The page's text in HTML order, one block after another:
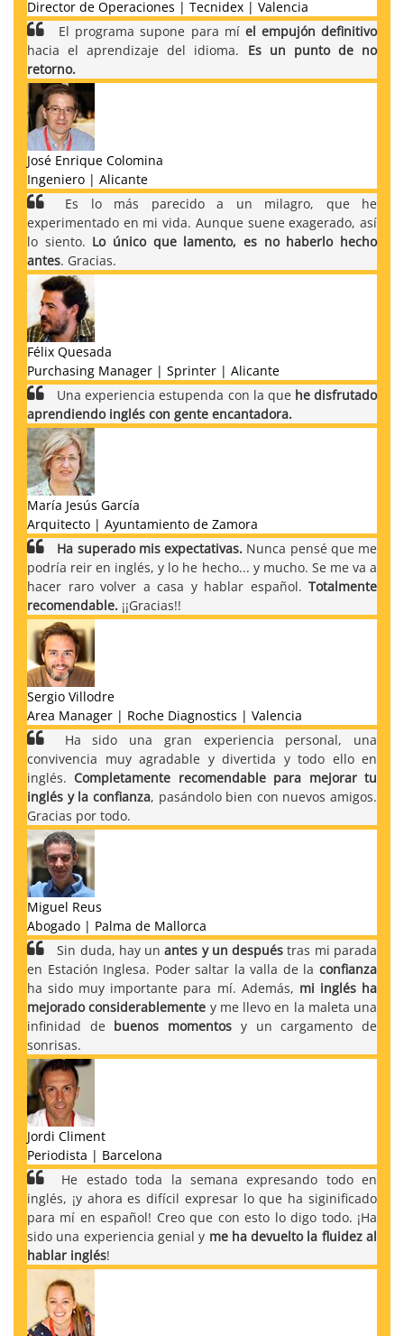
Director de Operaciones | Tecnidex | Valencia
El programa supone para mí el empujón definitivo
hacia el aprendizaje del idioma. Es un punto de no
retorno.
José Enrique Colomina
Ingeniero | Alicante
Es lo más parecido a un milagro, que he
experimentado en mi vida. Aunque suene exagerado, así
lo siento. Lo único que lamento, es no haberlo hecho
antes. Gracias.
Félix Quesada
Purchasing Manager | Sprinter | Alicante
Una experiencia estupenda con la que he disfrutado
aprendiendo inglés con gente encantadora.
María Jesús García
Arquitecto | Ayuntamiento de Zamora
Ha superado mis expectativas. Nunca pensé que me
podría reir en inglés, y lo he hecho... y mucho. Se me va a
hacer raro volver a casa y hablar español. Totalmente
recomendable. ¡¡Gracias!!
Sergio Villodre
Area Manager | Roche Diagnostics | Valencia
Ha sido una gran experiencia personal, una
convivencia muy agradable y divertida y todo ello en
inglés. Completamente recomendable para mejorar tu
inglés y la confianza, pasándolo bien con nuevos amigos.
Gracias por todo.
Miguel Reus
Abogado | Palma de Mallorca
Sin duda, hay unantes y un después tras mi parada
en Estación Inglesa. Poder saltar la valla de la confianza
ha sido muy importante para mí. Además, mi inglés ha
mejorado considerablemente y me llevo en la maleta una
infinidad de buenos momentos y un cargamento de
sonrisas.
Jordi Climent
Periodista | Barcelona
He estado toda la semana expresando todo en
inglés, ¡y ahora es difícil expresar lo que ha siginificado
para mí en español! Creo que con esto lo digo todo. ¡Ha
sido una experiencia genial y me ha devuelto la fluidez al
hablar inglés!